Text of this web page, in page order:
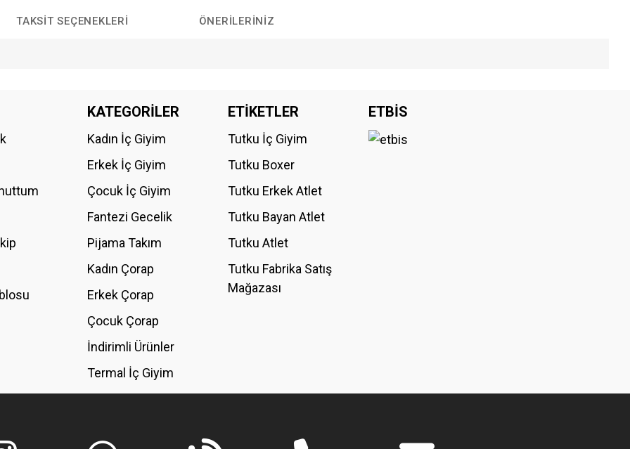
TAKSIT SEÇENEKLERI ÖNERILERINIZ
Bu ürüne ilk yorumu siz yapın!
KATEGORİLER
Kadın İç Giyim
Erkek İç Giyim
Çocuk İç Giyim
Fantezi Gecelik
Pijama Takım
Kadın Çorap
Erkek Çorap
Çocuk Çorap
İndirimli Ürünler
Termal İç Giyim
ETİKETLER
Tutku İç Giyim
Tutku Boxer
Tutku Erkek Atlet
Tutku Bayan Atlet
Tutku Atlet
Tutku Fabrika Satış
Mağazası
ETBİS